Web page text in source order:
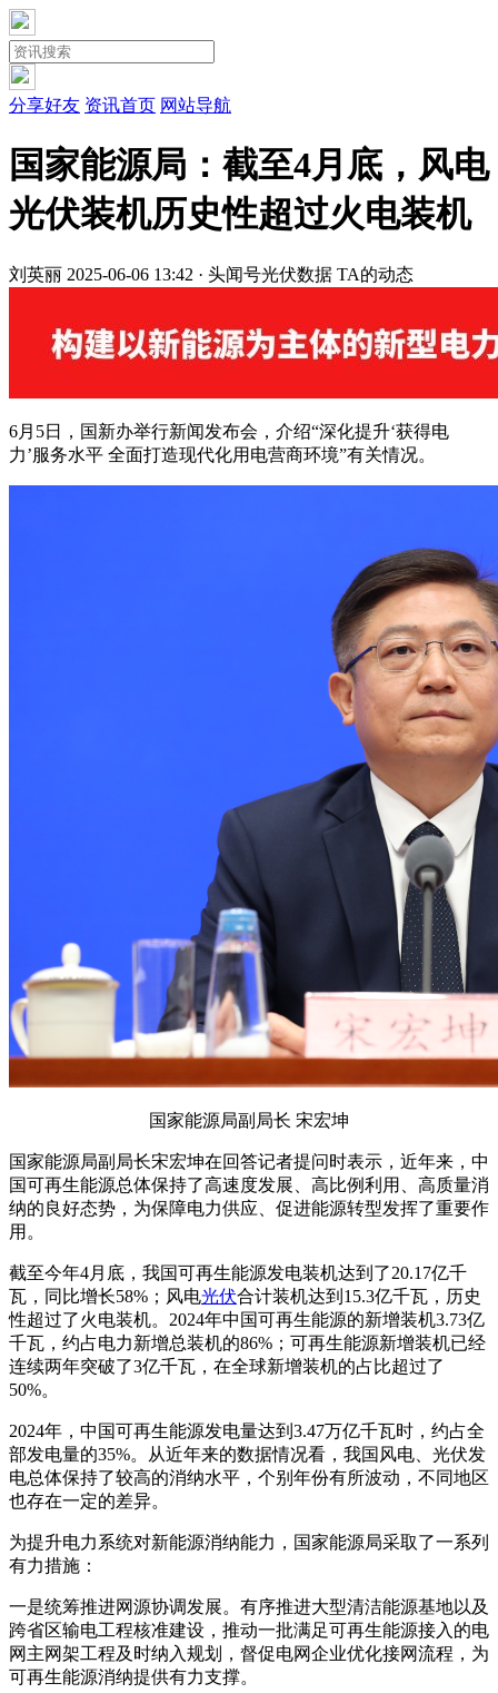
分享好友 资讯首页 网站导航
国家能源局：截至4月底，风电
光伏装机历史性超过火电装机
刘英丽 2025-06-06 13:42 · 头闻号光伏数据 TA的动态
6月5日，国新办举行新闻发布会，介绍“深化提升‘获得电
力’服务水平 全面打造现代化用电营商环境”有关情况。
国家能源局副局长 宋宏坤
国家能源局副局长宋宏坤在回答记者提问时表示，近年来，中
国可再生能源总体保持了高速度发展、高比例利用、高质量消
纳的良好态势，为保障电力供应、促进能源转型发挥了重要作
用。
截至今年4月底，我国可再生能源发电装机达到了20.17亿千
瓦，同比增长58%；风电光伏合计装机达到15.3亿千瓦，历史
性超过了火电装机。2024年中国可再生能源的新增装机3.73亿
千瓦，约占电力新增总装机的86%；可再生能源新增装机已经
连续两年突破了3亿千瓦，在全球新增装机的占比超过了
50%。
2024年，中国可再生能源发电量达到3.47万亿千瓦时，约占全
部发电量的35%。从近年来的数据情况看，我国风电、光伏发
电总体保持了较高的消纳水平，个别年份有所波动，不同地区
也存在一定的差异。
为提升电力系统对新能源消纳能力，国家能源局采取了一系列
有力措施：
一是统筹推进网源协调发展。有序推进大型清洁能源基地以及
跨省区输电工程核准建设，推动一批满足可再生能源接入的电
网主网架工程及时纳入规划，督促电网企业优化接网流程，为
可再生能源消纳提供有力支撑。